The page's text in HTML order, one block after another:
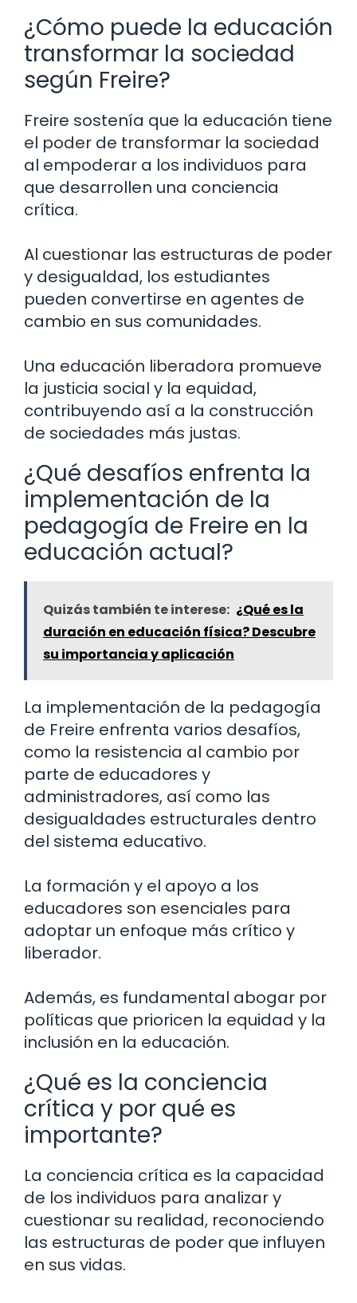
¿Cómo puede la educación
transformar la sociedad
según Freire?
Freire sostenía que la educación tiene
el poder de transformar la sociedad
al empoderar a los individuos para
que desarrollen una conciencia
crítica.
Al cuestionar las estructuras de poder
y desigualdad, los estudiantes
pueden convertirse en agentes de
cambio en sus comunidades.
Una educación liberadora promueve
la justicia social y la equidad,
contribuyendo así a la construcción
de sociedades más justas.
¿Qué desafíos enfrenta la
implementación de la
pedagogía de Freire en la
educación actual?
Quizás también te interese: ¿Qué es la
duración en educación física? Descubre
su importancia y aplicación
La implementación de la pedagogía
de Freire enfrenta varios desafíos,
como la resistencia al cambio por
parte de educadores y
administradores, así como las
desigualdades estructurales dentro
del sistema educativo.
La formación y el apoyo a los
educadores son esenciales para
adoptar un enfoque más crítico y
liberador.
Además, es fundamental abogar por
políticas que prioricen la equidad y la
inclusión en la educación.
¿Qué es la conciencia
crítica y por qué es
importante?
La conciencia crítica es la capacidad
de los individuos para analizar y
cuestionar su realidad, reconociendo
las estructuras de poder que influyen
en sus vidas.